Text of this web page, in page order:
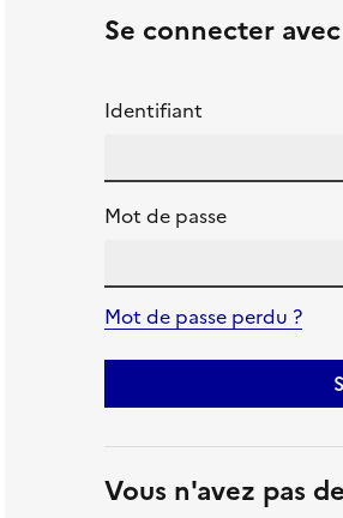
Se connecter
Identifiant
Mot de passe
Mot de passe perdu ?
Vous n'avez pas